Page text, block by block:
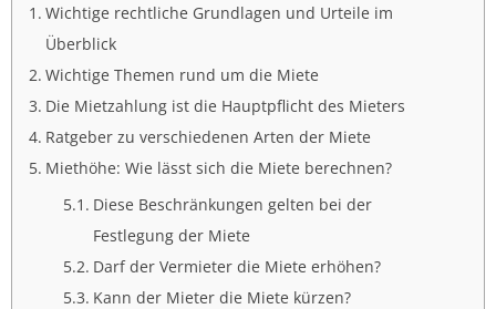
Wichtige rechtliche Grundlagen und Urteile im
Überblick
Wichtige Themen rund um die Miete
Die Mietzahlung ist die Hauptpflicht des Mieters
Ratgeber zu verschiedenen Arten der Miete
Miethöhe: Wie lässt sich die Miete berechnen?
Diese Beschränkungen gelten bei der
Festlegung der Miete
Darf der Vermieter die Miete erhöhen?
Kann der Mieter die Miete kürzen?